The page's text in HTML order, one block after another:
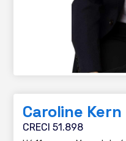
Caroline Kern
CRECI 51.898